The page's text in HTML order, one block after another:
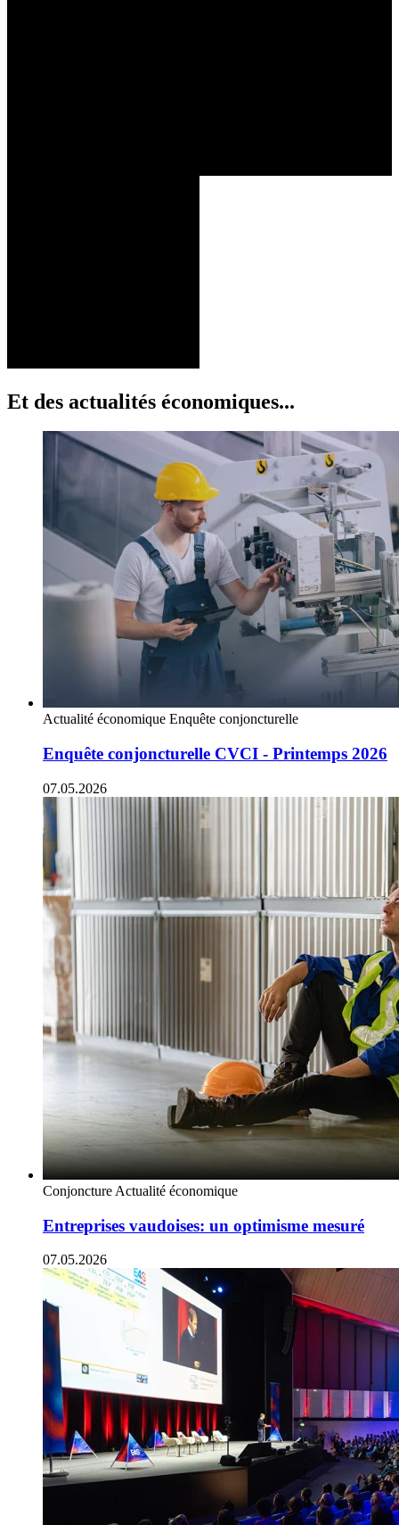
Et des actualités économiques...
Actualité économique Enquête conjoncturelle
Enquête conjoncturelle CVCI - Printemps 2026
07.05.2026
Conjoncture Actualité économique
Entreprises vaudoises: un optimisme mesuré
07.05.2026